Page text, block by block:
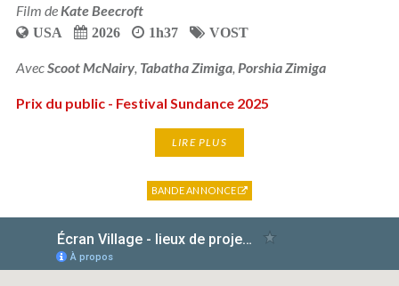
Film de Kate Beecroft
USA 2026 1h37 VOST
Avec Scoot McNairy, Tabatha Zimiga, Porshia Zimiga
Prix du public - Festival Sundance 2025
LIRE PLUS
BANDE ANNONCE